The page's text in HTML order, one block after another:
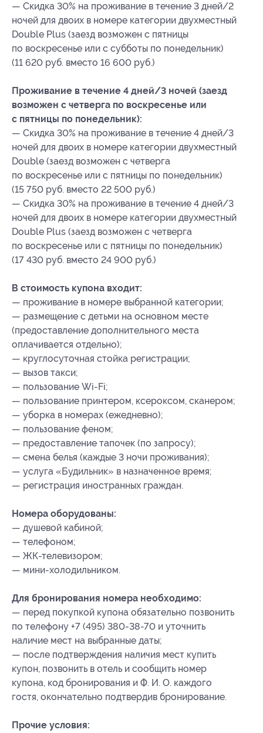
— Скидка 30% на проживание в течение 3 дней/2
ночей для двоих в номере категории двухместный
Double Plus (заезд возможен с пятницы
по воскресенье или с субботы по понедельник)
(11 620 руб. вместо 16 600 руб.)
Проживание в течение 4 дней/3 ночей (заезд
возможен с четверга по воскресенье или
с пятницы по понедельник):
— Скидка 30% на проживание в течение 4 дней/3
ночей для двоих в номере категории двухместный
Double (заезд возможен с четверга
по воскресенье или с пятницы по понедельник)
(15 750 руб. вместо 22 500 руб.)
— Скидка 30% на проживание в течение 4 дней/3
ночей для двоих в номере категории двухместный
Double Plus (заезд возможен с четверга
по воскресенье или с пятницы по понедельник)
(17 430 руб. вместо 24 900 руб.)
В стоимость купона входит:
— проживание в номере выбранной категории;
— размещение с детьми на основном месте
(предоставление дополнительного места
оплачивается отдельно);
— круглосуточная стойка регистрации;
— вызов такси;
— пользование Wi-Fi;
— пользование принтером, ксероксом, сканером;
— уборка в номерах (ежедневно);
— пользование феном;
— предоставление тапочек (по запросу);
— смена белья (каждые 3 ночи проживания);
— услуга «Будильник» в назначенное время;
— регистрация иностранных граждан.
Номера оборудованы:
— душевой кабиной;
— телефоном;
— ЖК-телевизором;
— мини-холодильником.
Для бронирования номера необходимо:
— перед покупкой купона обязательно позвонить
по телефону +7 (495) 380-38-70 и уточнить
наличие мест на выбранные даты;
— после подтверждения наличия мест купить
купон, позвонить в отель и сообщить номер
купона, код бронирования и Ф. И. О. каждого
гостя, окончательно подтвердив бронирование.
Прочие условия: